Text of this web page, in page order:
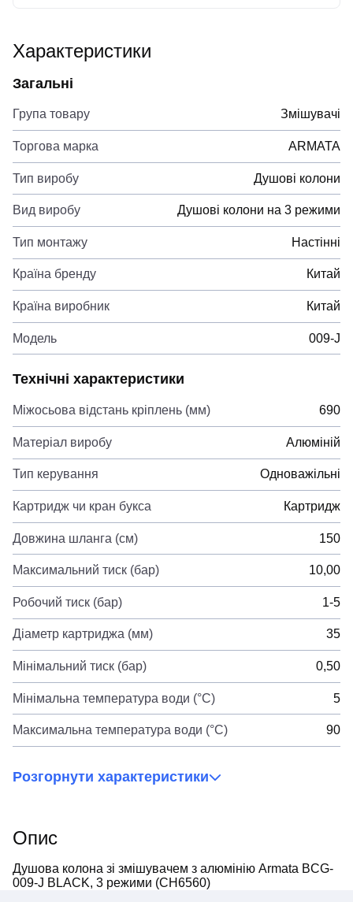
Характеристики
Загальні
Група товару Змішувачі
Торгова марка ARMATA
Тип виробу Душові колони
Вид виробу Душові колони на 3 режими
Тип монтажу Настінні
Країна бренду Китай
Країна виробник Китай
Модель 009-J
Технічні характеристики
Міжосьова відстань кріплень (мм) 690
Матеріал виробу Алюміній
Тип керування Одноважільні
Картридж чи кран букса Картридж
Довжина шланга (см) 150
Максимальний тиск (бар) 10,00
Робочий тиск (бар) 1-5
Діаметр картриджа (мм) 35
Мінімальний тиск (бар) 0,50
Мінімальна температура води (°C) 5
Максимальна температура води (°C) 90
Розгорнути характеристики
Опис
Душова колона зі змішувачем з алюмінію Armata BCG-
009-J BLACK, 3 режими (CH6560)